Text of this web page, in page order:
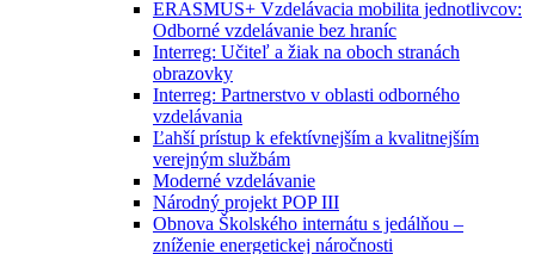
ERASMUS+ Vzdelávacia mobilita jednotlivcov:
Odborné vzdelávanie bez hraníc
Interreg: Učiteľ a žiak na oboch stranách
obrazovky
Interreg: Partnerstvo v oblasti odborného
vzdelávania
Ľahší prístup k efektívnejším a kvalitnejším
verejným službám
Moderné vzdelávanie
Národný projekt POP III
Obnova Školského internátu s jedálňou –
zníženie energetickej náročnosti